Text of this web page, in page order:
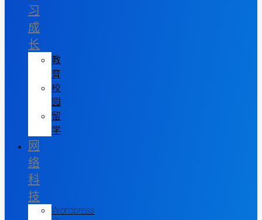
习
成
长
教
育
校
园
留
学
网
络
科
技
Wordpress